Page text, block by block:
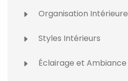
Organisation Intérieure
Styles Intérieurs
Éclairage et Ambiance